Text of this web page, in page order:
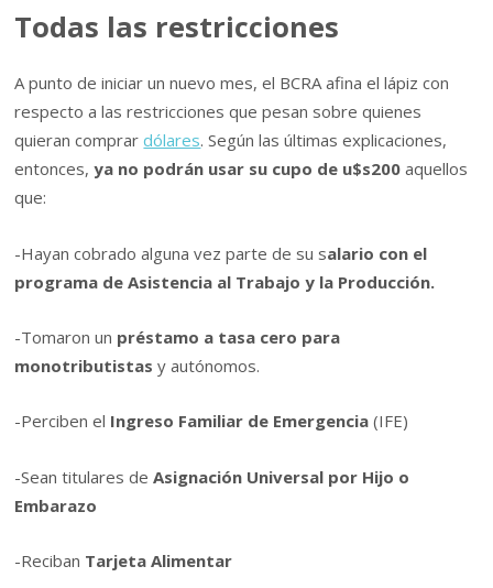
Todas las restricciones
A punto de iniciar un nuevo mes, el BCRA afina el lápiz con
respecto a las restricciones que pesan sobre quienes
quieran comprardólares. Según las últimas explicaciones,
entonces,ya no podrán usar su cupo de u$s200 aquellos
que:
-Hayan cobrado alguna vez parte de su salario con el
programa de Asistencia al Trabajo y la Producción.
-Tomaron un préstamo a tasa cero para
monotributistasy autónomos.
-Perciben el Ingreso Familiar de Emergencia (IFE)
-Sean titulares de Asignación Universal por Hijo o
Embarazo
-Reciban Tarjeta Alimentar